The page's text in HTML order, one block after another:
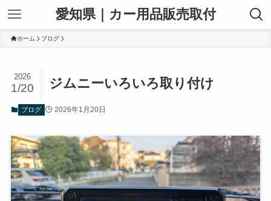
愛知県｜カー用品販売取付
ホーム ブログ
ジムニーいろいろ取り付け
2026
1/20
ブログ 2026年1月20日